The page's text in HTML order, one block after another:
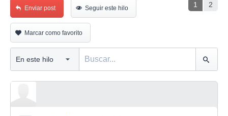
1 2
Enviar post Seguir este hilo
Marcar como favorito